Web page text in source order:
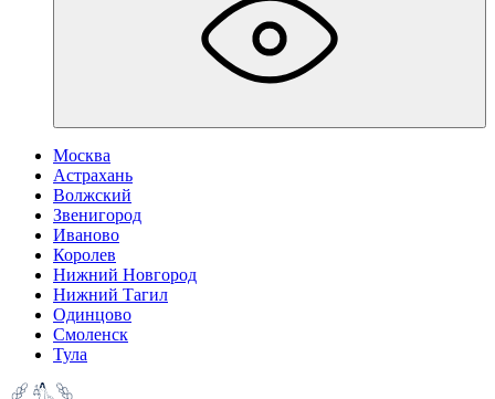
Москва
Астрахань
Волжский
Звенигород
Иваново
Королев
Нижний Новгород
Нижний Тагил
Одинцово
Смоленск
Тула